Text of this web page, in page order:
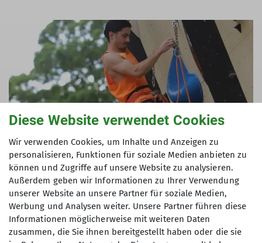
Diese Website verwendet Cookies
Wir verwenden Cookies, um Inhalte und Anzeigen zu
personalisieren, Funktionen für soziale Medien anbieten zu
können und Zugriffe auf unsere Website zu analysieren.
Außerdem geben wir Informationen zu Ihrer Verwendung
unserer Website an unsere Partner für soziale Medien,
Werbung und Analysen weiter. Unsere Partner führen diese
Informationen möglicherweise mit weiteren Daten
zusammen, die Sie ihnen bereitgestellt haben oder die sie